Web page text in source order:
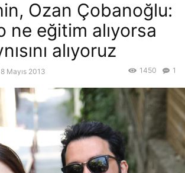
Ozan Çobanoğlu:
ne eğitim alıyorsa
alıyoruz
8 Mayıs 2013 1
1450